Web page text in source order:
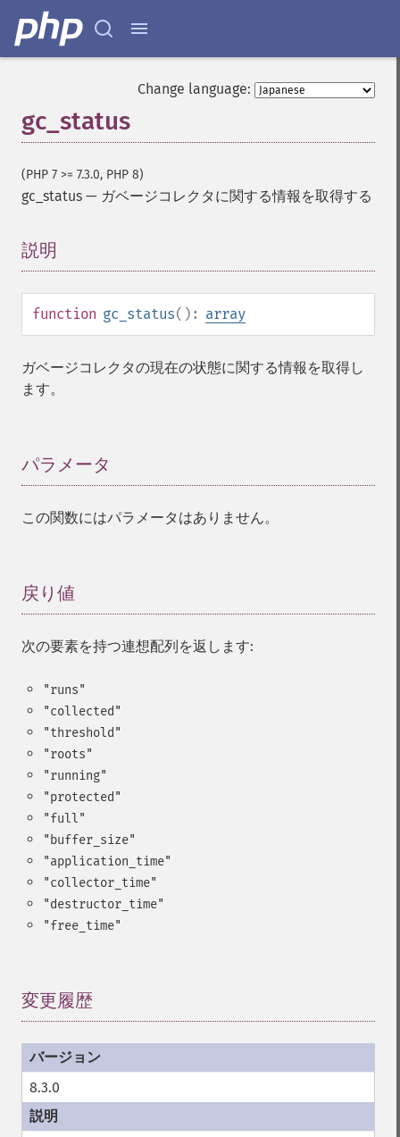
Change language:
gc_status
(PHP 7 >= 7.3.0, PHP 8)
gc_status — ガベージコレクタに関する情報を取得する
説明
function gc_status(): array
ガベージコレクタの現在の状態に関する情報を取得し
ます。
パラメータ
この関数にはパラメータはありません。
戻り値
次の要素を持つ連想配列を返します:
"runs"
"collected"
"threshold"
"roots"
"running"
"protected"
"full"
"buffer_size"
"application_time"
"collector_time"
"destructor_time"
"free_time"
変更履歴
8.3.0